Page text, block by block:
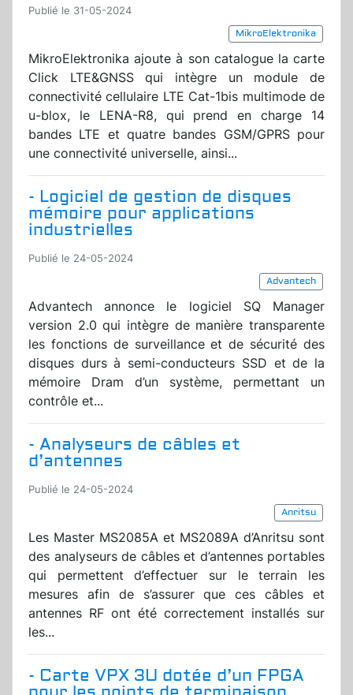
Publié le 31-05-2024
MikroElektronika
MikroElektronika ajoute à son catalogue la carte
Click LTE&GNSS qui intègre un module de
connectivité cellulaire LTE Cat-1bis multimode de
u-blox, le LENA-R8, qui prend en charge 14
bandes LTE et quatre bandes GSM/GPRS pour
une connectivité universelle, ainsi...
- Logiciel de gestion de disques
mémoire pour applications
industrielles
Publié le 24-05-2024
Advantech
Advantech annonce le logiciel SQ Manager
version 2.0 qui intègre de manière transparente
les fonctions de surveillance et de sécurité des
disques durs à semi-conducteurs SSD et de la
mémoire Dram d’un système, permettant un
contrôle et...
- Analyseurs de câbles et
d’antennes
Publié le 24-05-2024
Anritsu
Les Master MS2085A et MS2089A d’Anritsu sont
des analyseurs de câbles et d’antennes portables
qui permettent d’effectuer sur le terrain les
mesures afin de s’assurer que ces câbles et
antennes RF ont été correctement installés sur
les...
- Carte VPX 3U dotée d’un FPGA